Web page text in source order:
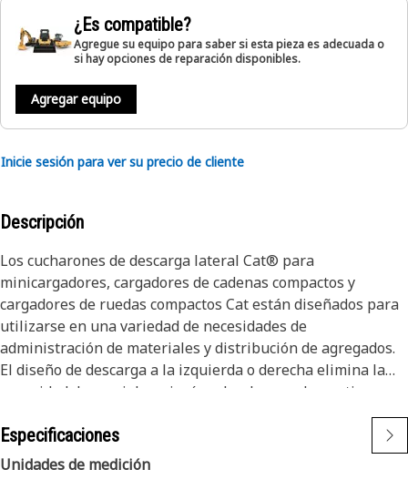
¿Es compatible?
Agregue su equipo para saber si esta pieza es adecuada o
si hay opciones de reparación disponibles.
Agregar equipo
Inicie sesión para ver su precio de cliente
Descripción
Los cucharones de descarga lateral Cat® para
minicargadores, cargadores de cadenas compactos y
cargadores de ruedas compactos Cat están diseñados para
utilizarse en una variedad de necesidades de
administración de materiales y distribución de agregados.
El diseño de descarga a la izquierda o derecha elimina la
necesidad de maniobras incómodas, lo que ahorra tiempo.
izquierda o a la derecha y llegue a las áreas más estrechas
de su operación.
Especificaciones
Unidades de medición